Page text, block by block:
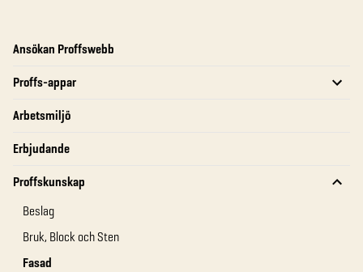
Ansökan Proffswebb
Proffs-appar
Arbetsmiljö
Erbjudande
Proffskunskap
Beslag
Bruk, Block och Sten
Fasad